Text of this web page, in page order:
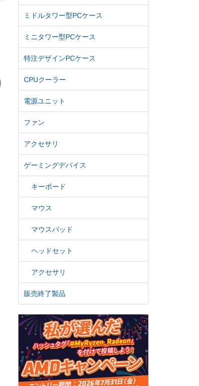
ミドルタワー型PCケース
ミニタワー型PCケース
特注デザインPCケース
CPUクーラー
電源ユニット
ファン
アクセサリ
ゲーミングデバイス
キーボード
マウス
マウスパッド
ヘッドセット
アクセサリ
販売終了製品